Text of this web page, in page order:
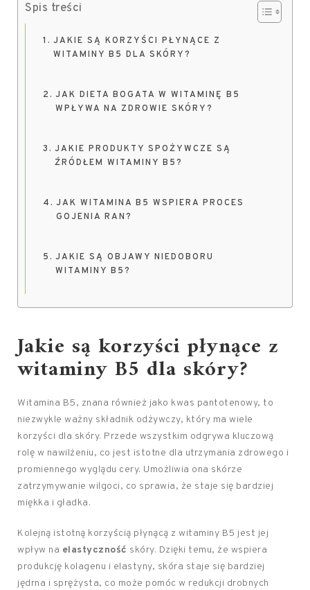
Spis treści
JAKIE SĄ KORZYŚCI PŁYNĄCE Z
WITAMINY B5 DLA SKÓRY?
JAK DIETA BOGATA W WITAMINĘ B5
WPŁYWA NA ZDROWIE SKÓRY?
JAKIE PRODUKTY SPOŻYWCZE SĄ
ŹRÓDŁEM WITAMINY B5?
JAK WITAMINA B5 WSPIERA PROCES
GOJENIA RAN?
JAKIE SĄ OBJAWY NIEDOBORU
WITAMINY B5?
Jakie są korzyści płynące z
witaminy B5 dla skóry?
Witamina B5, znana również jako kwas pantotenowy, to
niezwykle ważny składnik odżywczy, który ma wiele
korzyści dla skóry. Przede wszystkim odgrywa kluczową
rolę w nawilżeniu, co jest istotne dla utrzymania zdrowego i
promiennego wyglądu cery. Umożliwia ona skórze
zatrzymywanie wilgoci, co sprawia, że staje się bardziej
miękka i gładka.
Kolejną istotną korzyścią płynącą z witaminy B5 jest jej
wpływ na elastyczność skóry. Dzięki temu, że wspiera
produkcję kolagenu i elastyny, skóra staje się bardziej
jędrna i sprężysta, co może pomóc w redukcji drobnych